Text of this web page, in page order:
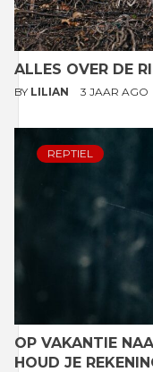
ALLES OVER DE
BY LILIAN 3 JAAR AGO
REPTIEL
OP VAKANTIE
HOUD JE